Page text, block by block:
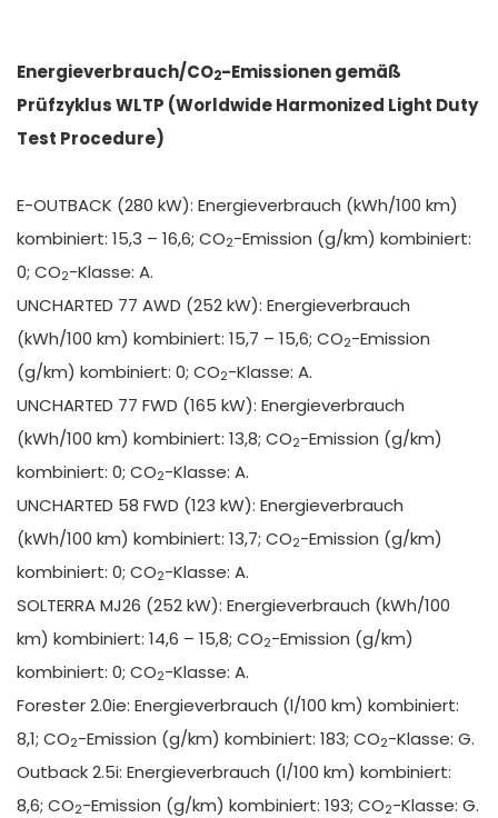
Energieverbrauch/CO2-Emissionen gemäß
Prüfzyklus WLTP (Worldwide Harmonized Light Duty
Test Procedure)
E-OUTBACK (280 kW): Energieverbrauch (kWh/100 km)
kombiniert: 15,3 – 16,6; CO2-Emission (g/km) kombiniert:
0; CO2-Klasse: A.
UNCHARTED 77 AWD (252 kW): Energieverbrauch
(kWh/100 km) kombiniert: 15,7 – 15,6; CO2-Emission
(g/km) kombiniert: 0; CO2-Klasse: A.
UNCHARTED 77 FWD (165 kW): Energieverbrauch
(kWh/100 km) kombiniert: 13,8; CO2-Emission (g/km)
kombiniert: 0; CO2-Klasse: A.
UNCHARTED 58 FWD (123 kW): Energieverbrauch
(kWh/100 km) kombiniert: 13,7; CO2-Emission (g/km)
kombiniert: 0; CO2-Klasse: A.
SOLTERRA MJ26 (252 kW): Energieverbrauch (kWh/100
km) kombiniert: 14,6 – 15,8; CO2-Emission (g/km)
kombiniert: 0; CO2-Klasse: A.
Forester 2.0ie: Energieverbrauch (l/100 km) kombiniert:
8,1; CO2-Emission (g/km) kombiniert: 183; CO2-Klasse: G.
Outback 2.5i: Energieverbrauch (l/100 km) kombiniert:
8,6; CO2-Emission (g/km) kombiniert: 193; CO2-Klasse: G.